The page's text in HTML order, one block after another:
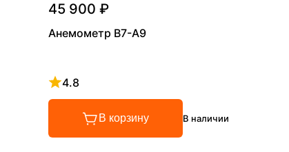
45 900 ₽
Анемометр В7-А9
4.8
Рейтинг 4.8 из 5
В корзину В наличии